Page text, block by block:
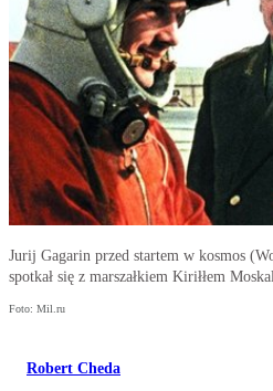
Jurij Gagarin przed startem w kosmos
spotkał się z marszałkiem Kiriłłem
Foto: Mil.ru
Robert Cheda